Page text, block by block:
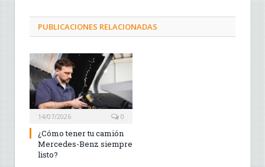
PUBLICACIONES RELACIONADAS
14/07/2026 0
¿Cómo tener tu camión
Mercedes-Benz siempre
listo?